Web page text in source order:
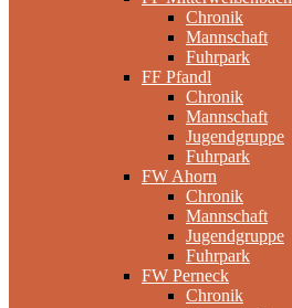
Chronik
Mannschaft
Fuhrpark
FF Pfandl
Chronik
Mannschaft
Jugendgruppe
Fuhrpark
FW Ahorn
Chronik
Mannschaft
Jugendgruppe
Fuhrpark
FW Perneck
Chronik